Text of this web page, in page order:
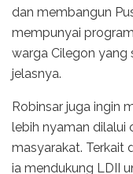
dan membangun
mempunyai
warga Cilegon yang
jelasnya.
Robinsar juga ingin
lebih nyaman dilalui
masyarakat. Terkait
ia mendukung LDII